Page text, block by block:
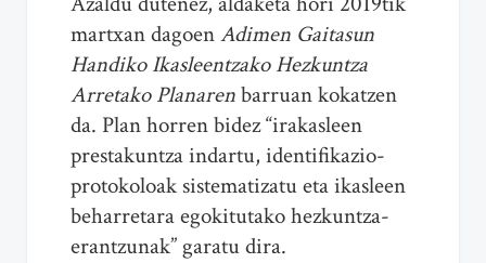
martxan dagoenAdimen Gaitasun
Handiko Ikasleentzako Hezkuntza
Arretako Planarenbarruan kokatzen
da. Plan horren bidez “irakasleen
prestakuntza indartu, identifikazio-
protokoloak sistematizatu eta ikasleen
beharretara egokitutako hezkuntza-
erantzunak” garatu dira.